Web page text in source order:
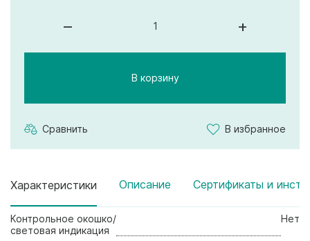
– +
В корзину
Сравнить В избранное
Характеристики Описание Сертификаты и
Контрольное окошко/
световая индикация
Нет